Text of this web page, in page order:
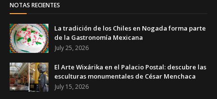
NOTAS RECIENTES
La tradición de los Chiles en Nogada forma parte
de la Gastronomía Mexicana
July 25, 2026
El Arte Wixárika en el Palacio Postal: descubre las
esculturas monumentales de César Menchaca
July 15, 2026